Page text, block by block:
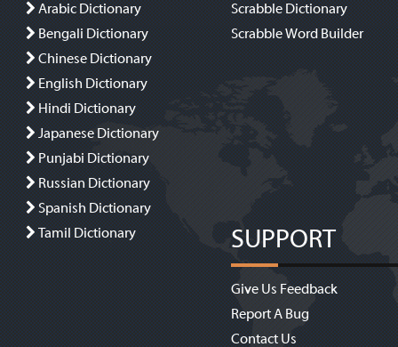
Arabic Dictionary
Bengali Dictionary
Chinese Dictionary
English Dictionary
Hindi Dictionary
Japanese Dictionary
Punjabi Dictionary
Russian Dictionary
Spanish Dictionary
Tamil Dictionary
Scrabble Dictionary
Scrabble Word Builder
SUPPORT
Give Us Feedback
Report A Bug
Contact Us